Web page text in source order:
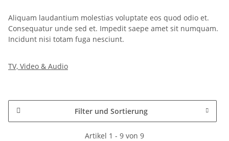
Aliquam laudantium molestias voluptate eos quod odio et.
Consequatur unde sed et. Impedit saepe amet sit numquam.
Incidunt nisi totam fuga nesciunt.
TV, Video & Audio
Filter und Sortierung
Artikel 1 - 9 von 9